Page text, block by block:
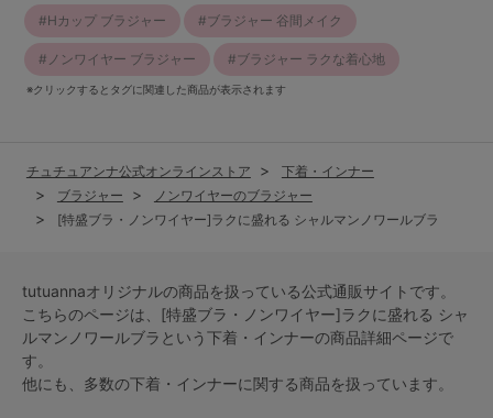
Hカップ ブラジャー ブラジャー 谷間メイク
ノンワイヤー ブラジャー ブラジャー ラクな着心地
※クリックするとタグに関連した商品が表示されます
チュチュアンナ公式オンラインストア
下着・インナー
ブラジャー
ノンワイヤーのブラジャー
[特盛ブラ・ノンワイヤー]ラクに盛れる シャルマンノワールブラ
tutuannaオリジナルの商品を扱っている公式通販サイトです。
こちらのページは、[特盛ブラ・ノンワイヤー]ラクに盛れる シャ
ルマンノワールブラという下着・インナーの商品詳細ページで
す。
他にも、多数の下着・インナーに関する商品を扱っています。